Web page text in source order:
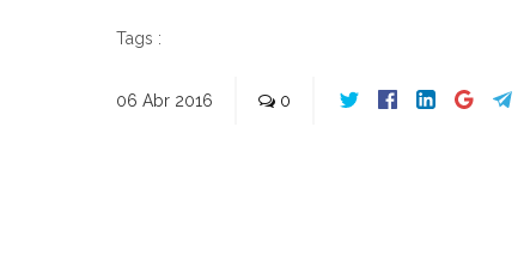
Tags :
06 Abr 2016 0